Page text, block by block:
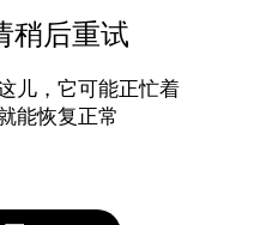
稍后重试
儿，它可能正忙着
能恢复正常